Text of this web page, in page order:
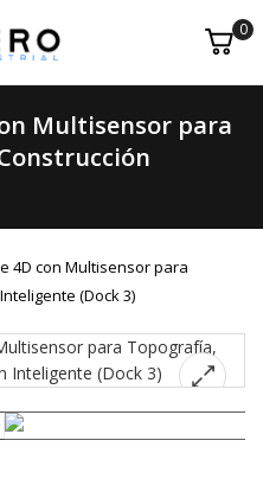
0
Multisensor para
4D con Multisensor para
(Dock 3)